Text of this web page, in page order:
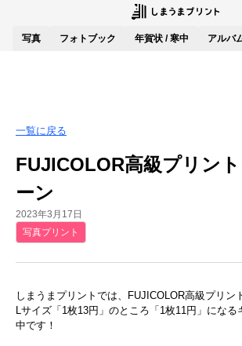
写真 フォトブック 年賀状 / 寒中 アルバ
一覧に戻る
FUJICOLOR高級プリン
ーン
2023年3月17日
写真プリント
しまうまプリントでは、FUJICOLOR高級プリン
Lサイズ「1枚13円」のところ「1枚11円」になる
中です！